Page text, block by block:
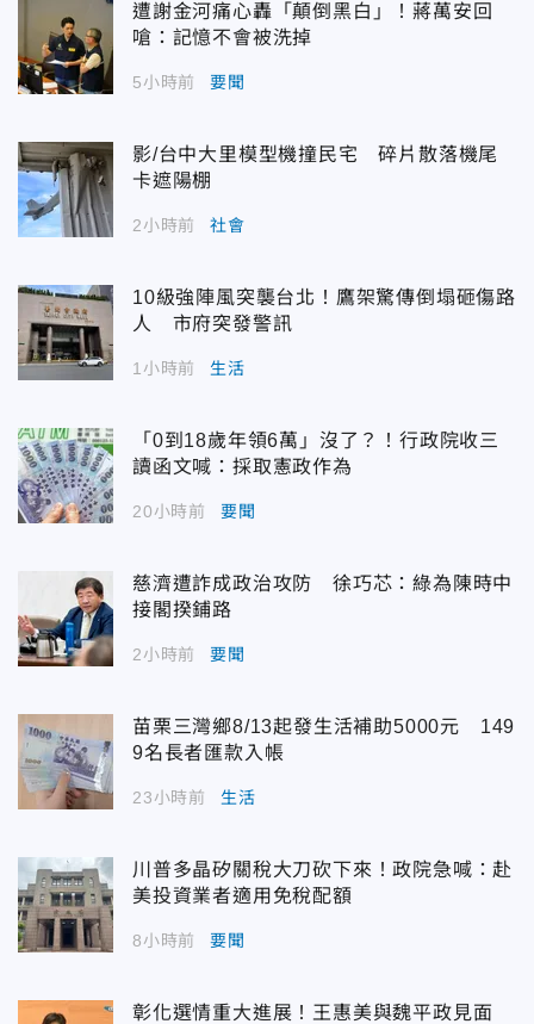
遭謝金河痛心轟「顛倒黑白」！蔣萬安回
嗆：記憶不會被洗掉
5小時前 要聞
影/台中大里模型機撞民宅 碎片散落機尾
卡遮陽棚
2小時前 社會
10級強陣風突襲台北！鷹架驚傳倒塌砸傷路
人 市府突發警訊
1小時前 生活
「0到18歲年領6萬」沒了？！行政院收三
讀函文喊：採取憲政作為
20小時前 要聞
慈濟遭詐成政治攻防 徐巧芯：綠為陳時中
接閣揆鋪路
2小時前 要聞
苗栗三灣鄉8/13起發生活補助5000元 149
9名長者匯款入帳
23小時前 生活
川普多晶矽關稅大刀砍下來！政院急喊：赴
美投資業者適用免稅配額
8小時前 要聞
彰化選情重大進展！王惠美與魏平政見面